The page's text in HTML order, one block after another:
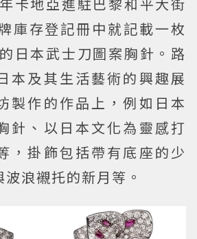
庫存登記冊中就記載一枚
日本武士刀圖案胸針。路
本及其生活藝術的興趣展
製作的作品上，例如日本
針、以日本文化為靈感打
，掛飾包括帶有底座的少
浪襯托的新月等。